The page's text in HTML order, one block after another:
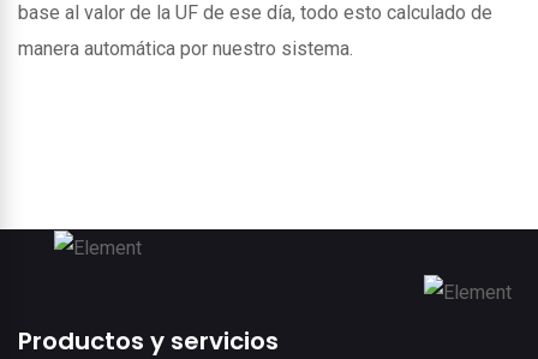
base al valor de la UF de ese día, todo esto calculado de
manera automática por nuestro sistema.
Productos y servicios